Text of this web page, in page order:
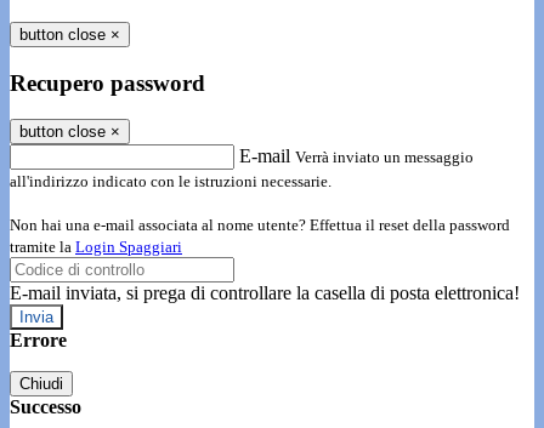
button close ×
Recupero password
button close ×
E-mail Verrà inviato un messaggio
all'indirizzo indicato con le istruzioni necessarie.
Non hai una e-mail associata al nome utente? Effettua il reset della password
tramite la Login Spaggiari
E-mail inviata, si prega di controllare la casella di posta elettronica!
Errore
Chiudi
Successo